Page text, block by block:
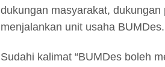
dukungan masyarakat,
menjalankan unit usaha BUMDes.
Sudahi kalimat “BUMDes boleh